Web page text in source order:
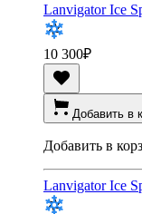
Lanvigator Ice
10 300₽
Добавить в
Добавить в
Lanvigator Ice